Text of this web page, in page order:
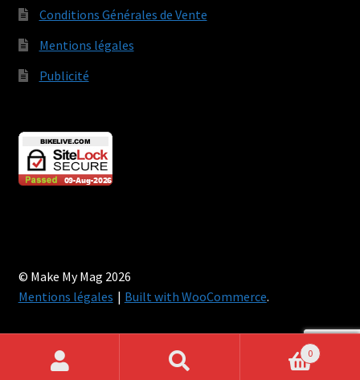
Conditions Générales de Vente
Mentions légales
Publicité
© Make My Mag 2026
Mentions légales
Built with WooCommerce.
Recherche
Recherche
0